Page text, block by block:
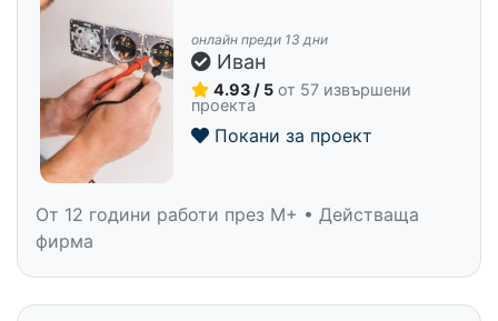
онлайн преди 13 дни
Иван
4.93 / 5 от 57 извършени
проекта
Покани за проект
От 12 години работи през M+ • Действаща
фирма